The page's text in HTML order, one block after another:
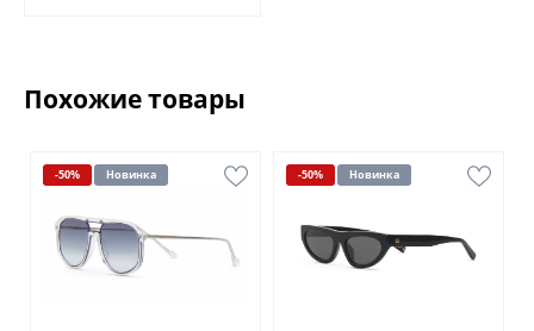
Похожие товары
-50% Новинка -50% Новинка